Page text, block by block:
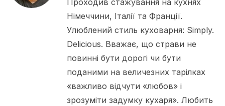
Проходив стажування на кухнях
Німеччини, Італії та Франції.
Улюблений стиль куховарня: Simply.
Delicious. Вважає, що страви не
повинні бути дорогі чи бути
поданими на величезних тарілках
«важливо відчути «любов» і
зрозуміти задумку кухаря». Любить